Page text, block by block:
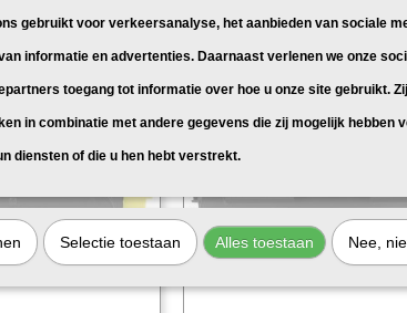
gebruikt voor verkeersanalyse, het aanbieden van sociale
informatie en advertenties. Daarnaast verlenen we onze
toegang tot informatie over hoe u onze site gebruikt.
in combinatie met andere gegevens die zij mogelijk hebben
diensten of die u hen hebt verstrekt.
Selectie toestaan Alles toestaan Nee,